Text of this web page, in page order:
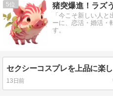
5 猪突爆進！ラズ
「今こそ新しい人
ーに、恋活・婚活・
す。
13日前